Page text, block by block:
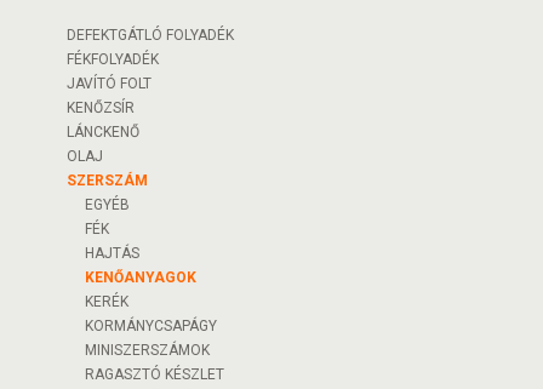
DEFEKTGÁTLÓ FOLYADÉK
FÉKFOLYADÉK
JAVÍTÓ FOLT
KENŐZSÍR
LÁNCKENŐ
OLAJ
SZERSZÁM
EGYÉB
FÉK
HAJTÁS
KENŐANYAGOK
KERÉK
KORMÁNYCSAPÁGY
MINISZERSZÁMOK
RAGASZTÓ KÉSZLET